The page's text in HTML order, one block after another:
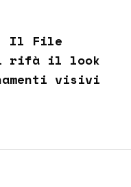
Il File
rifà il look
visivi